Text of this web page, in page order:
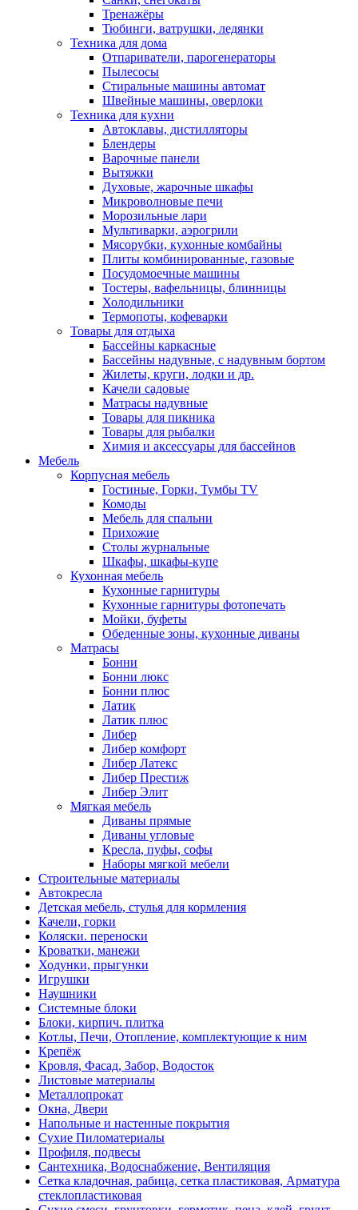
Тренажёры
Тюбинги, ватрушки, ледянки
Техника для дома
Отпариватели, парогенераторы
Пылесосы
Стиральные машины автомат
Швейные машины, оверлоки
Техника для кухни
Автоклавы, дистилляторы
Блендеры
Варочные панели
Вытяжки
Духовые, жарочные шкафы
Микроволновые печи
Морозильные лари
Мультиварки, аэрогрили
Мясорубки, кухонные комбайны
Плиты комбинированные, газовые
Посудомоечные машины
Тостеры, вафельницы, блинницы
Холодильники
Термопоты, кофеварки
Товары для отдыха
Бассейны каркасные
Бассейны надувные, с надувным бортом
Жилеты, круги, лодки и др.
Качели садовые
Матрасы надувные
Товары для пикника
Товары для рыбалки
Химия и аксессуары для бассейнов
Мебель
Корпусная мебель
Гостиные, Горки, Тумбы TV
Комоды
Мебель для спальни
Прихожие
Столы журнальные
Шкафы, шкафы-купе
Кухонная мебель
Кухонные гарнитуры
Кухонные гарнитуры фотопечать
Мойки, буфеты
Обеденные зоны, кухонные диваны
Матрасы
Бонни
Бонни люкс
Бонни плюс
Латик
Латик плюс
Либер
Либер комфорт
Либер Латекс
Либер Престиж
Либер Элит
Мягкая мебель
Диваны прямые
Диваны угловые
Кресла, пуфы, софы
Наборы мягкой мебели
Строительные материалы
Автокресла
Детская мебель, стулья для кормления
Качели, горки
Коляски. переноски
Кроватки, манежи
Ходунки, прыгунки
Игрушки
Наушники
Системные блоки
Блоки, кирпич. плитка
Котлы, Печи, Отопление, комплектующие к ним
Крепёж
Кровля, Фасад, Забор, Водосток
Листовые материалы
Металлопрокат
Окна, Двери
Напольные и настенные покрытия
Сухие Пиломатериалы
Профиля, подвесы
Сантехника, Водоснабжение, Вентиляция
Сетка кладочная, рабица, сетка пластиковая, Арматура
стеклопластиковая